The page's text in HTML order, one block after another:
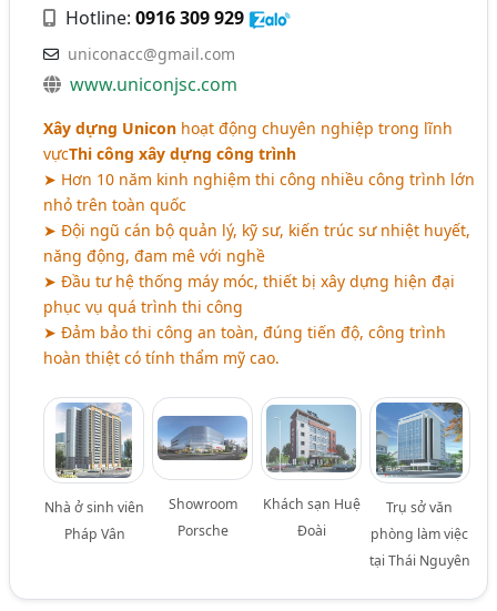
Hotline:0916 309 929
uniconacc@gmail.com
www.uniconjsc.com
Xây dựng Unicon hoạt động chuyên nghiệp trong lĩnh
vựcThi công xây dựng công trình
➤ Hơn 10 năm kinh nghiệm thi công nhiều công trình lớn
nhỏ trên toàn quốc
➤ Đội ngũ cán bộ quản lý, kỹ sư, kiến trúc sư nhiệt huyết,
năng động, đam mê với nghề
➤ Đầu tư hệ thống máy móc, thiết bị xây dựng hiện đại
phục vụ quá trình thi công
➤ Đảm bảo thi công an toàn, đúng tiến độ, công trình
hoàn thiệt có tính thẩm mỹ cao.
Nhà ở sinh viên
Pháp Vân
Showroom
Porsche
Khách sạn Huệ
Đoài
Trụ sở văn
phòng làm việc
tại Thái Nguyên